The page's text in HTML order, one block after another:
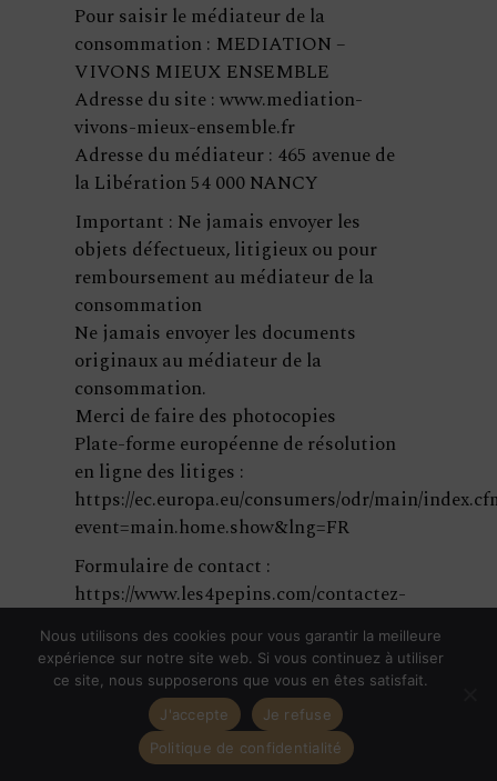
Pour saisir le médiateur de la
consommation : MEDIATION –
VIVONS MIEUX ENSEMBLE
Adresse du site : www.mediation-
vivons-mieux-ensemble.fr
Adresse du médiateur : 465 avenue de
la Libération 54 000 NANCY
Important : Ne jamais envoyer les
objets défectueux, litigieux ou pour
remboursement au médiateur de la
consommation
Ne jamais envoyer les documents
originaux au médiateur de la
consommation.
Merci de faire des photocopies
Plate-forme européenne de résolution
en ligne des litiges :
https://ec.europa.eu/consumers/odr/main/
event=main.home.show&lng=FR
Formulaire de contact :
https://www.les4pepins.com/contactez-
b/ Loi
applicable
Nous utilisons des cookies pour vous garantir la meilleure
expérience sur notre site web. Si vous continuez à utiliser
ce site, nous supposerons que vous en êtes satisfait.
J'accepte
Je refuse
Politique de confidentialité